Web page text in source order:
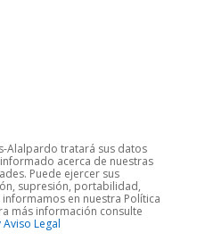
Alalpardo tratará sus datos
acerca de nuestras
Puede ejercer sus
supresión, portabilidad,
en nuestra Política
más información consulte
Legal